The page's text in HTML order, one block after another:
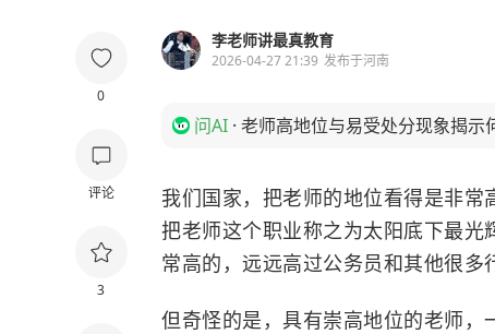
0
评论
3
李老师讲最真教育
2026-04-27 21:39 发布于河南
问AI · 老师高地位与易受处分现象揭示
我们国家，把老师的地位看得是非常
把老师这个职业称之为太阳底下最
常高的，远远高过公务员和其他很多
但奇怪的是，具有崇高地位的老师